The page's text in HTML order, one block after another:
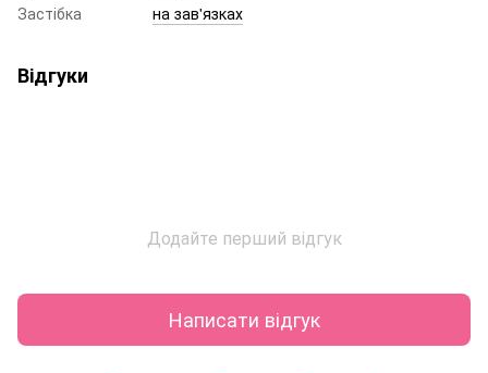
Застібка
на зав'язках
Відгуки
Додайте перший відгук
Написати відгук